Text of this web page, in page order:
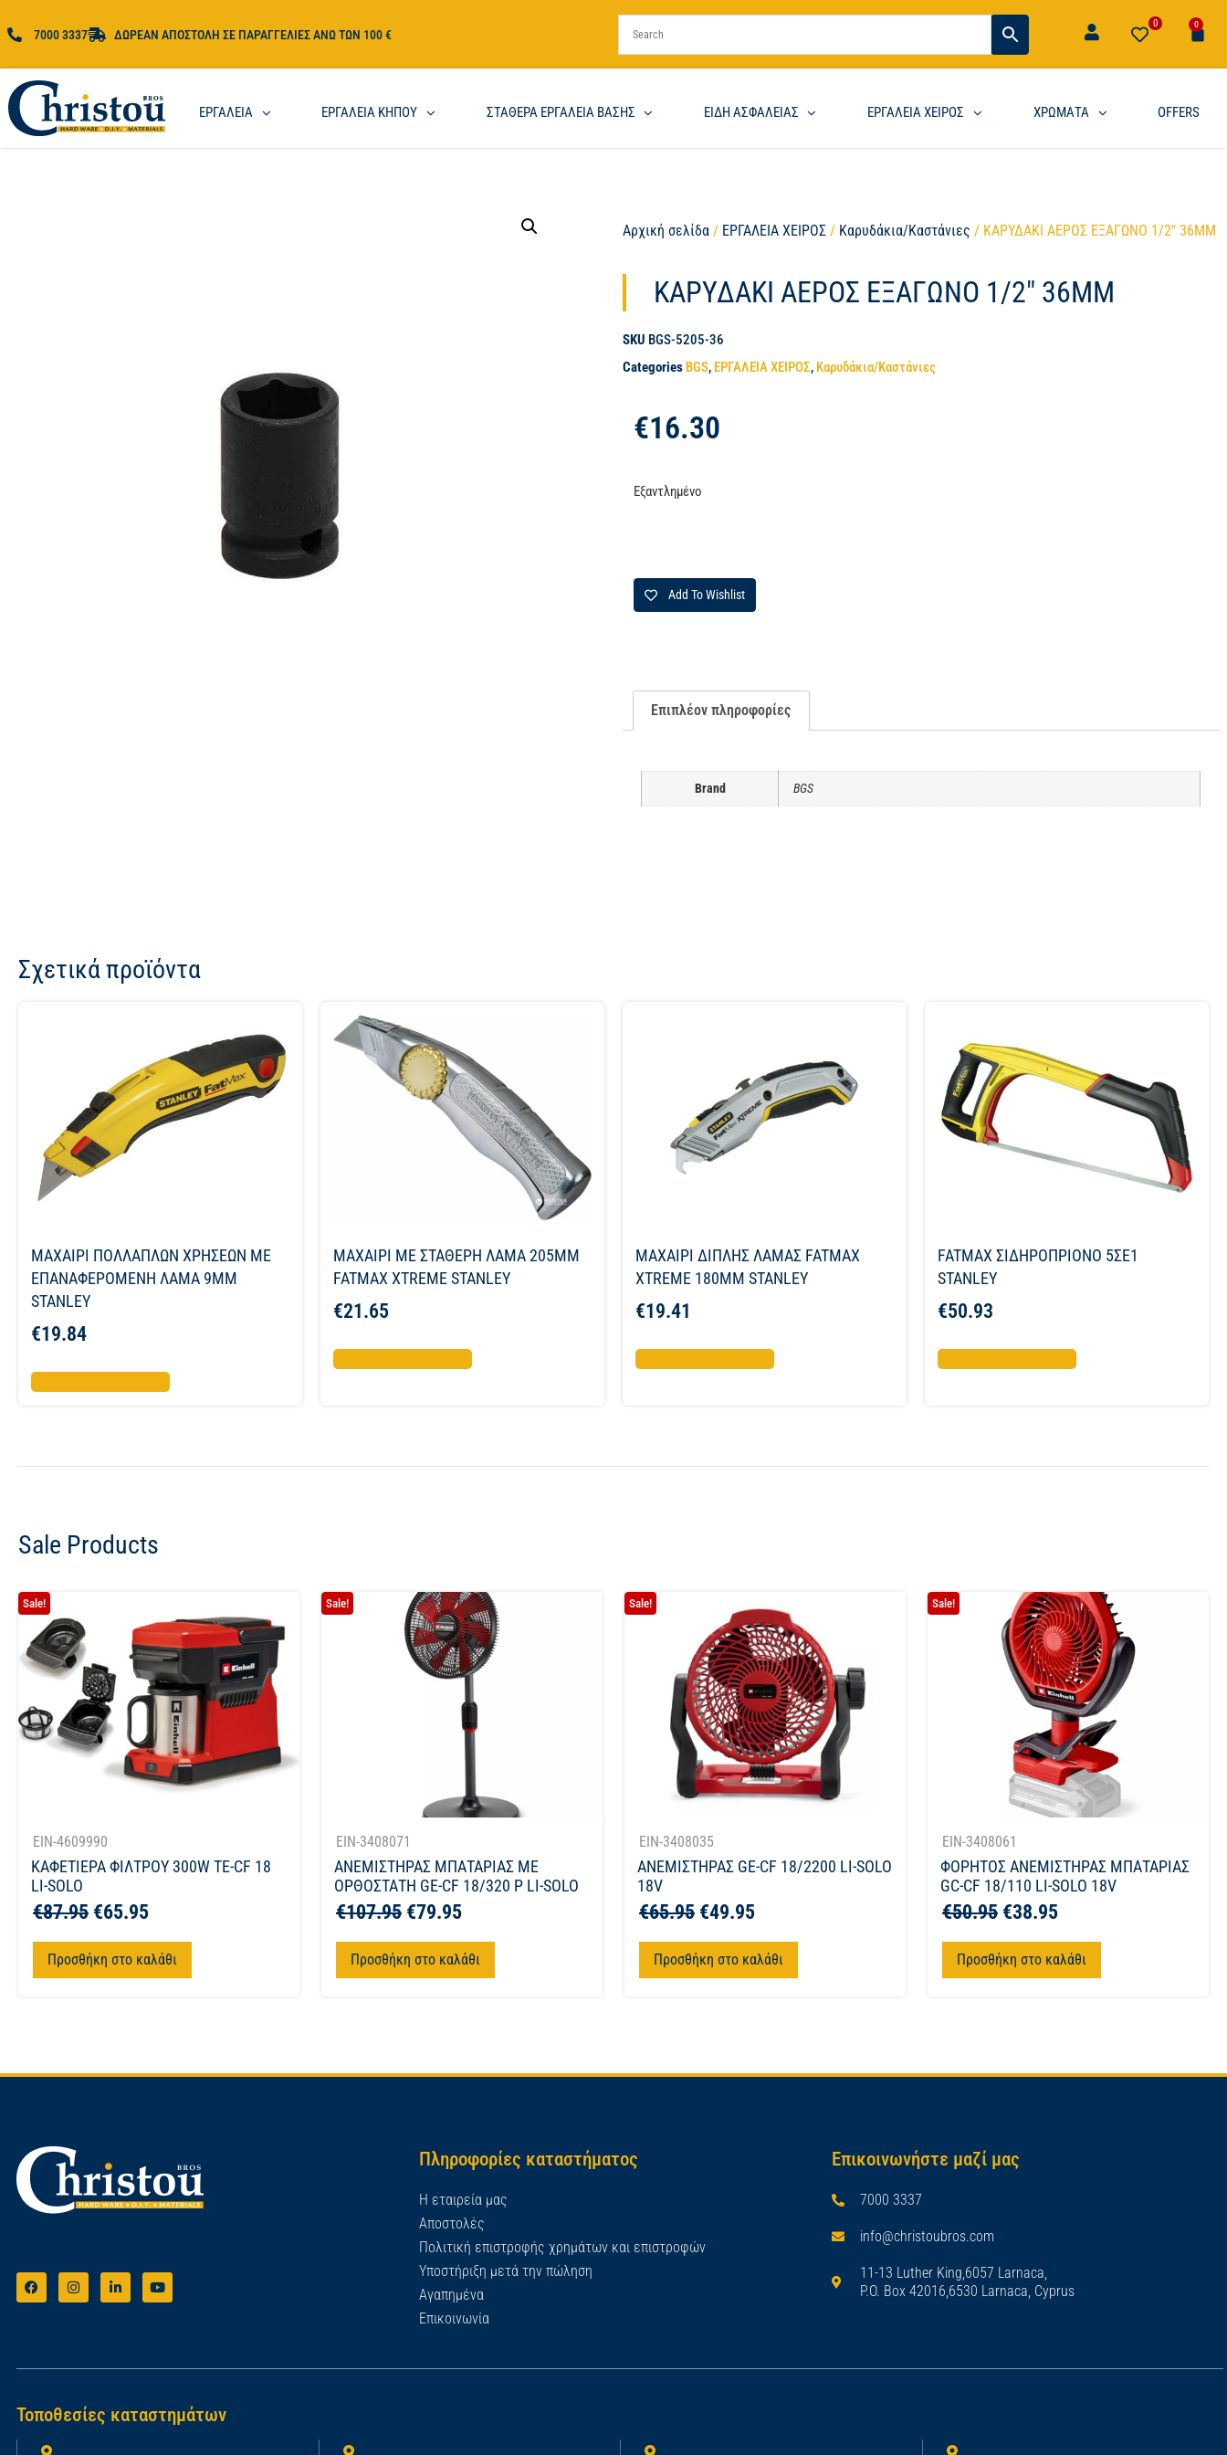
7000 3337 ΔΩΡΕΑΝ ΑΠΟΣΤΟΛΗ ΣΕ ΠΑΡΑΓΓΕΛΙΕΣ ΑΝΩ ΤΩΝ 100 €
0 0
ΕΡΓΑΛΕΙΑ ΕΡΓΑΛΕΙΑ ΚΗΠΟΥ ΣΤΑΘΕΡΑ ΕΡΓΑΛΕΙΑ ΒΑΣΗΣ ΕΙΔΗ ΑΣΦΑΛΕΙΑΣ ΕΡΓΑΛΕΙΑ ΧΕΙΡΟΣ ΧΡΩΜΑΤΑ OFFERS
Αρχική σελίδα / ΕΡΓΑΛΕΙΑ ΧΕΙΡΟΣ / Καρυδάκια/Καστάνιες / ΚΑΡΥΔΑΚΙ ΑΕΡΟΣ ΕΞΑΓΩΝΟ 1/2″ 36MM
ΚΑΡΥΔΑΚΙ ΑΕΡΟΣ ΕΞΑΓΩΝΟ 1/2″ 36MM
SKU BGS-5205-36
Categories BGS, ΕΡΓΑΛΕΙΑ ΧΕΙΡΟΣ, Καρυδάκια/Καστάνιες
€16.30
Εξαντλημένο
Add To Wishlist
Επιπλέον πληροφορίες
Brand BGS
Σχετικά προϊόντα
ΜΑΧΑΙΡΙ ΠΟΛΛΑΠΛΩΝ ΧΡΗΣΕΩΝ ΜΕ
ΕΠΑΝΑΦΕΡΟΜΕΝΗ ΛΑΜΑ 9ΜΜ
STANLEY
€19.84
ΜΑΧΑΙΡΙ ΜΕ ΣΤΑΘΕΡΗ ΛΑΜΑ 205ΜΜ
FATMAX XTREME STANLEY
€21.65
ΜΑΧΑΙΡΙ ΔΙΠΛΗΣ ΛΑΜΑΣ FATMAX
XTREME 180ΜΜ STANLEY
€19.41
FATMAX ΣΙΔΗΡΟΠΡΙΟΝΟ 5ΣΕ1
STANLEY
€50.93
Sale Products
Sale!
EIN-4609990
ΚΑΦΕΤΙΕΡΑ ΦΙΛΤΡΟΥ 300W TE-CF 18
LI-SOLO
€87.95 €65.95
Προσθήκη στο καλάθι
Sale!
EIN-3408071
ΑΝΕΜΙΣΤΗΡΑΣ ΜΠΑΤΑΡΙΑΣ ΜΕ
ΟΡΘΟΣΤΑΤΗ GE-CF 18/320 P LI-SOLO
€107.95 €79.95
Προσθήκη στο καλάθι
Sale!
EIN-3408035
ΑΝΕΜΙΣΤΗΡΑΣ GE-CF 18/2200 LI-SOLO
18V
€65.95 €49.95
Προσθήκη στο καλάθι
Sale!
EIN-3408061
ΦΟΡΗΤΟΣ ΑΝΕΜΙΣΤΗΡΑΣ ΜΠΑΤΑΡΙΑΣ
GC-CF 18/110 LI-SOLO 18V
€50.95 €38.95
Προσθήκη στο καλάθι
Πληροφορίες καταστήματος
Η εταιρεία μας
Αποστολές
Πολιτική επιστροφής χρημάτων και επιστροφών
Υποστήριξη μετά την πώληση
Αγαπημένα
Επικοινωνία
Επικοινωνήστε μαζί μας
7000 3337
info@christoubros.com
11-13 Luther King,6057 Larnaca,
P.O. Box 42016,6530 Larnaca, Cyprus
Τοποθεσίες καταστημάτων